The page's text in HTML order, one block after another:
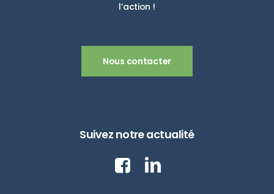
l’action !
Nous contacter
Suivez notre actualité